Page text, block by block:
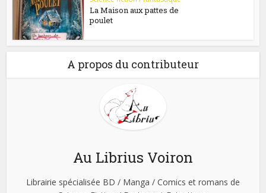
La Maison aux pattes de
poulet
A propos du contributeur
Au Librius Voiron
Librairie spécialisée BD / Manga / Comics et romans de